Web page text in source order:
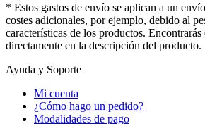
* Estos gastos de envío se aplican a un
costes adicionales, por ejemplo, debido al
características de los productos.
directamente en la descripción del producto.
Ayuda y Soporte
Mi cuenta
¿Cómo hago un pedido?
Modalidades de pago